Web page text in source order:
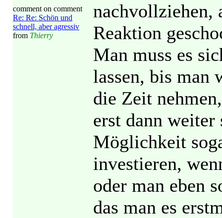
comment on comment
Re: Re: Schön und
schnell, aber agressiv
from Thierry
nachvollziehen,
Reaktion
Man muss es
lassen, bis man
die Zeit
erst dann
Möglichkeit
investieren,
oder man eben
das man es